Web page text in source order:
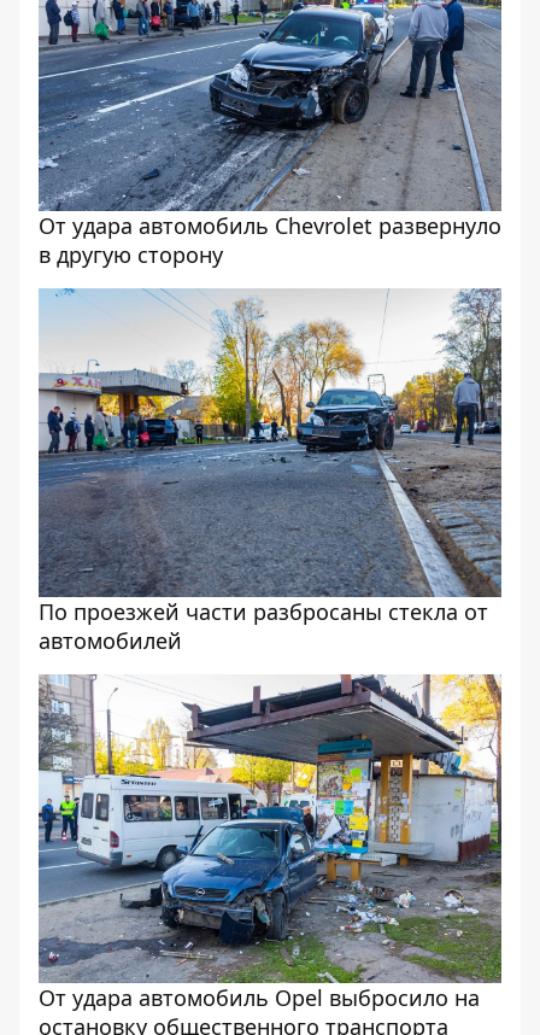
‎От удара автомобиль Chevrolet развернуло
в другую сторону
По проезжей части разбросаны стекла от
автомобилей
От удара автомобиль Opel выбросило на
остановку общественного транспорта